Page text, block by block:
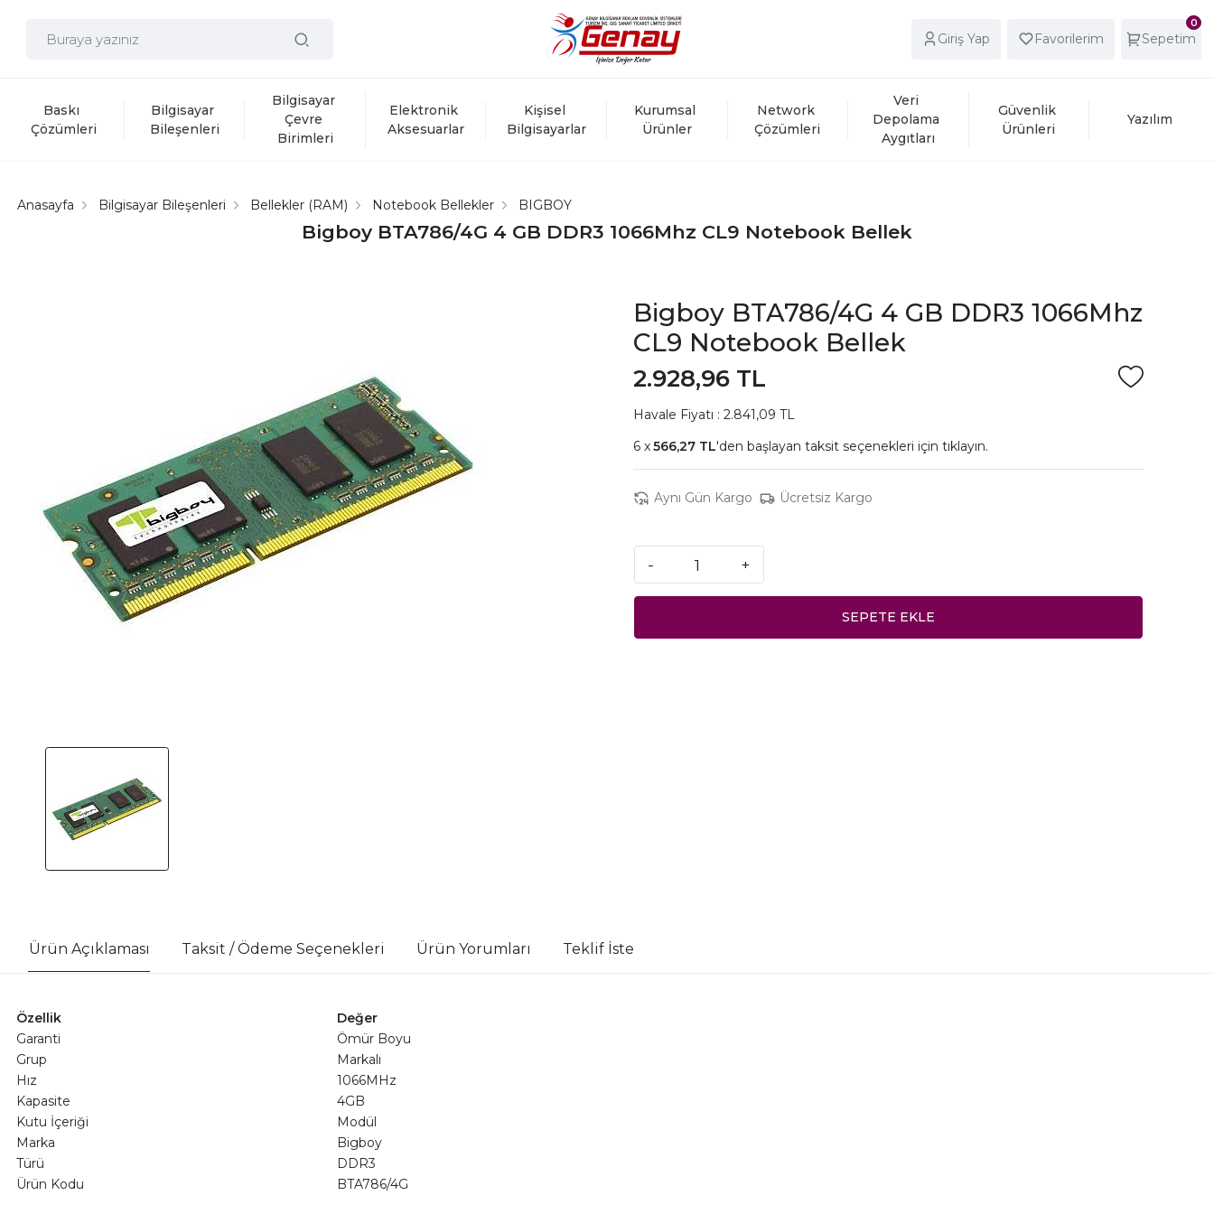
Giriş Yap Favorilerim
0
Sepetim
Baskı
Çözümleri
Bilgisayar
Bileşenleri
Bilgisayar
Çevre
Birimleri
Elektronik
Aksesuarlar
Kişisel
Bilgisayarlar
Kurumsal
Ürünler
Network
Çözümleri
Veri
Depolama
Aygıtları
Güvenlik
Ürünleri
Yazılım
Bigboy BTA786/4G 4 GB DDR3 1066Mhz CL9 Notebook Bellek
Anasayfa Bilgisayar Bileşenleri Bellekler (RAM) Notebook Bellekler BIGBOY
Bigboy BTA786/4G 4 GB DDR3 1066Mhz
CL9 Notebook Bellek
2.928,96 TL
Havale Fiyatı : 2.841,09 TL
566,27 TL'den başlayan taksit seçenekleri için tıklayın.
Aynı Gün Kargo Ücretsiz Kargo
- +
SEPETE EKLE
Ürün Açıklaması Taksit / Ödeme Seçenekleri Ürün Yorumları Teklif İste
Özellik
Değer
Garanti
Ömür Boyu
Grup
Markalı
Hız
1066MHz
Kapasite
4GB
Kutu İçeriği
Modül
Marka
Bigboy
Türü
DDR3
Ürün Kodu
BTA786/4G